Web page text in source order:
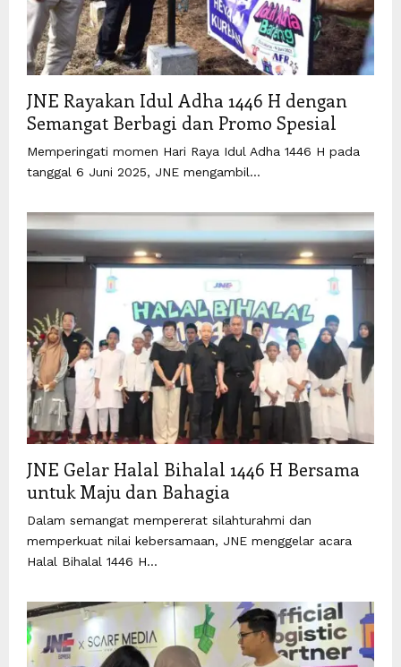
JNE Rayakan Idul Adha 1446 H dengan
Semangat Berbagi dan Promo Spesial
Memperingati momen Hari Raya Idul Adha 1446 H pada
tanggal 6 Juni 2025, JNE mengambil...
JNE Gelar Halal Bihalal 1446 H Bersama
untuk Maju dan Bahagia
Dalam semangat mempererat silahturahmi dan
memperkuat nilai kebersamaan, JNE menggelar acara
Halal Bihalal 1446 H...